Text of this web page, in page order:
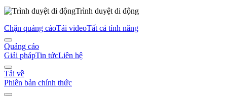
Trình duyệt di động
Chặn quảng cáoTải videoTất cả tính năng
Quảng cáo
Giải phápTin tứcLiên hệ
Tải về
Phiên bản chính thức